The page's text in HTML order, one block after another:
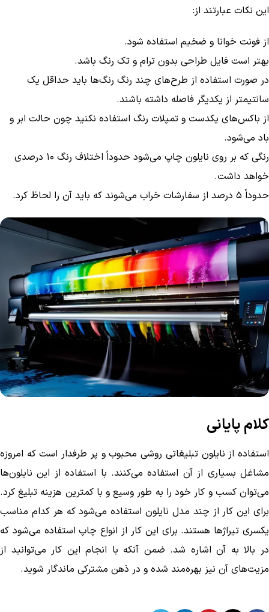
این نکات عبارتند از:
از فونت خوانا و ضخیم استفاده شود.
بهتر است فایل طراحی بدون ترام و تک رنگ باشد.
در صورت استفاده از طرح‌های چند رنگ رنگ‌ها باید حداقل یک
سانتیمتر از یکدیگر فاصله داشته باشند.
از باکس‌های یکدست و تمپلات رنگ استفاده نکنید چون حالت ابر و
باد می‌شود.
رنگی که بر روی نایلون چاپ می‌شود حدوداً اختلاف رنگ ۱۰ درصدی
خواهد داشت.
حدوداً ۵ درصد از سفارشات خراب می‌شوند که باید آن را لحاظ کرد.
کلام پایانی
استفاده از نایلون تبلیغاتی روشی محبوب و پر طرفدار است که امروزه
مشاغل بسیاری از آن استفاده می‌کنند. با استفاده از این نایلون‌ها
می‌توان کسب و کار خود را به طور وسیع و با کمترین هزینه تبلیغ کرد.
برای این کار از چند مدل نایلون استفاده می‌شود که هر کدام مناسب
یکسری تیراژ‌ها هستند. برای این کار از انواع چاپ استفاده می‌شود که
در بالا به آن اشاره شد. ضمن آنکه با انجام این کار می‌توانید از
مزیت‌های آن نیز بهره‌مند شده و در ذهن مشترکی ماندگار شوید.